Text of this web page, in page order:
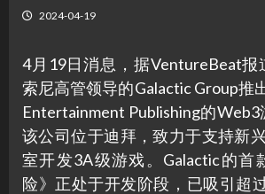
2024-04-19
4月19日消息，据VentureBeat报
索尼高管领导的Galactic Group推
Entertainment Publishing的Web3
该公司位于迪拜，致力于支持新
室开发3A级游戏。Galactic的首
险》正处于开发阶段，已吸引超